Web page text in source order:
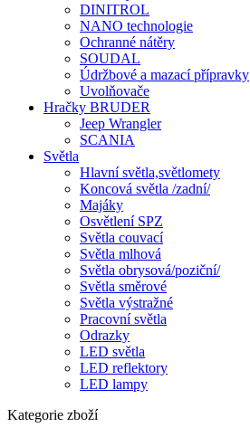
DINITROL
NANO technologie
Ochranné nátěry
SOUDAL
Údržbové a mazací přípravky
Uvolňovače
Hračky BRUDER
Jeep Wrangler
SCANIA
Světla
Hlavní světla,světlomety
Koncová světla /zadní/
Majáky
Osvětlení SPZ
Světla couvací
Světla mlhová
Světla obrysová/poziční/
Světla směrové
Světla výstražné
Pracovní světla
Odrazky
LED světla
LED reflektory
LED lampy
Kategorie zboží